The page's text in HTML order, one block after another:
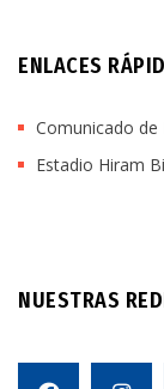
ENLACES
Comunicado de
Estadio Hiram
NUESTRAS